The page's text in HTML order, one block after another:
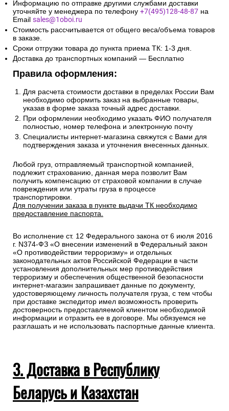
Информацию по отправке другими службами доставки
уточняйте у менеджера по телефону +7(495)128-48-87 на
Email sales@1oboi.ru
Стоимость рассчитывается от общего веса/объема товаров
в заказе.
Сроки отгрузки товара до пункта приема ТК: 1-3 дня.
Доставка до транспортных компаний — Бесплатно
Правила оформления:
Для расчета стоимости доставки в пределах России Вам
необходимо оформить заказ на выбранные товары,
указав в форме заказа точный адрес доставки.
При оформлении необходимо указать ФИО получателя
полностью, номер телефона и электронную почту
Специалисты интернет-магазина свяжутся с Вами для
подтверждения заказа и уточнения внесенных данных.
Любой груз, отправляемый транспортной компанией,
подлежит страхованию, данная мера позволит Вам
получить компенсацию от страховой компании в случае
повреждения или утраты груза в процессе
транспортировки.
Для получении заказа в пункте выдачи ТК необходимо
предоставление паспорта.
Во исполнение ст. 12 Федерального закона от 6 июля 2016
г. N374-ФЗ «О внесении изменений в Федеральный закон
«О противодействии терроризму» и отдельных
законодательных актов Российской Федерации в части
установления дополнительных мер противодействия
терроризму и обеспечения общественной безопасности
интернет-магазин запрашивает данные по документу,
удостоверяющему личность получателя груза, с тем чтобы
при доставке экспедитор имел возможность проверить
достоверность предоставляемой клиентом необходимой
информации и отразить ее в договоре. Мы обязуемся не
разглашать и не использовать паспортные данные клиента.
3. Доставка в Республику
Беларусь и Казахстан